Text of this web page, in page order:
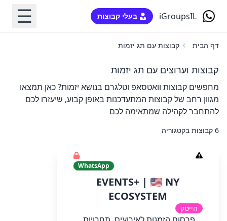
iGroupsIL בעלי קבוצות ☰
דף הבית קבוצות עם תג יזמות
קבוצות וערוצים עם תג יזמות
מחפשים קבוצות וואטסאפ וטלגרם בנושא יזמות? כאן תמצאו
מגוון רחב של קבוצות המתעדכנות באופן קבוע, שיעזרו לכם
להתחבר לקהילה שמתאימה לכם
6 קבוצות בקטגוריה
WhatsApp
EVENTS+ | 🇺🇸 NY
ECOSYSTEM
הייטק